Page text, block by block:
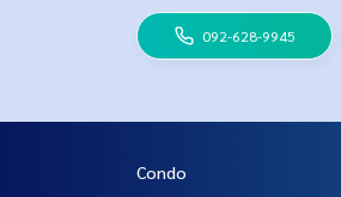
092-628-9945
Condo